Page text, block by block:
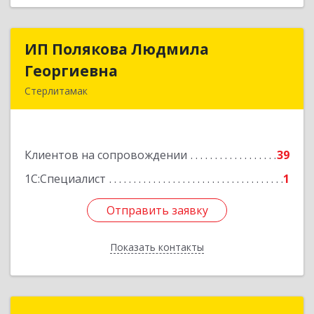
ИП Полякова Людмила
Георгиевна
Стерлитамак
Клиентов на сопровождении
39
1С:Специалист
1
Отправить заявку
Показать контакты
ИП Полякова Людмила
Подробнее
Отправить заявку
Назад